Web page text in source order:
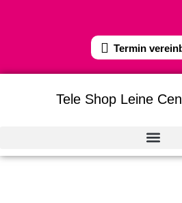
Termin
Tele Shop Leine